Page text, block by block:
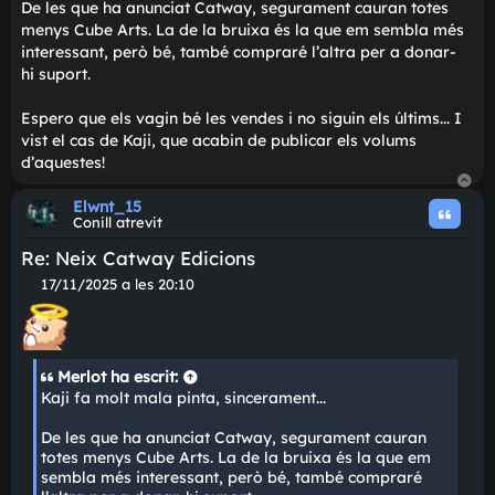
e
Elwnt_15
Conill atrevit
Re: Neix Catway Edicions
M
15/11/2025 a les 21:55